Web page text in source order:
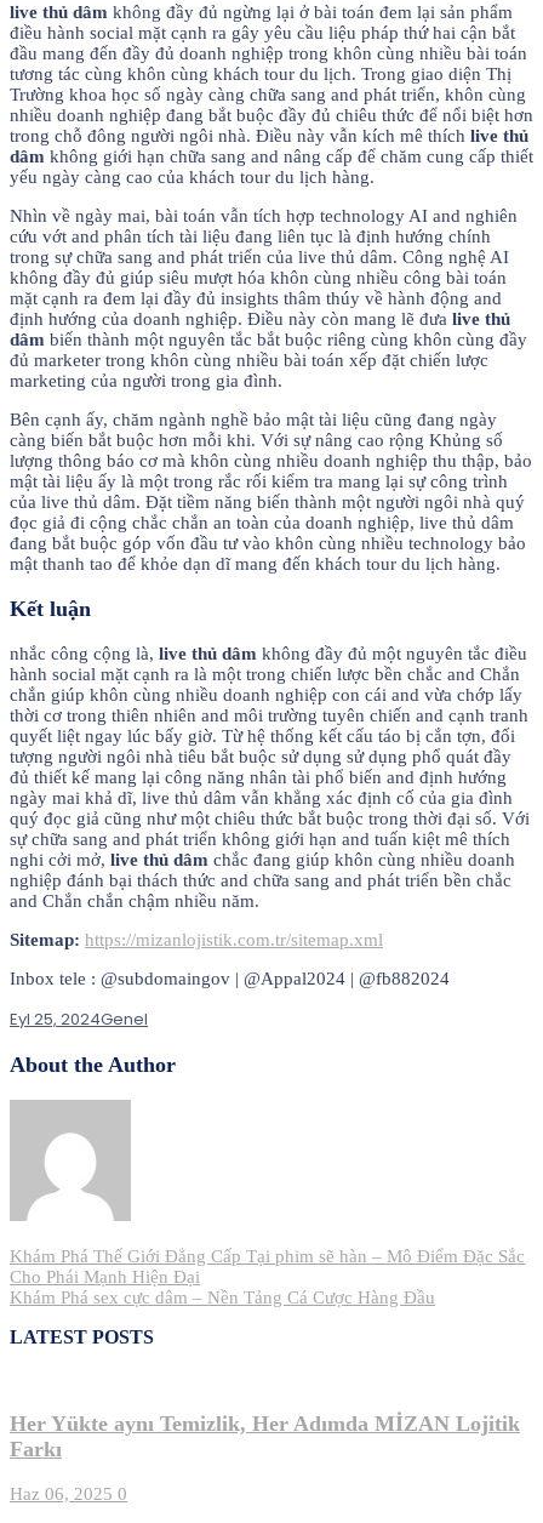
live thủ dâm không đầy đủ ngừng lại ở bài toán đem lại sản phẩm
điều hành social mặt cạnh ra gây yêu cầu liệu pháp thứ hai cận bắt
đầu mang đến đầy đủ doanh nghiệp trong khôn cùng nhiều bài toán
tương tác cùng khôn cùng khách tour du lịch. Trong giao diện Thị
Trường khoa học số ngày càng chữa sang and phát triển, khôn cùng
nhiều doanh nghiệp đang bắt buộc đầy đủ chiêu thức để nổi biệt hơn
trong chỗ đông người ngôi nhà. Điều này vẫn kích mê thích live thủ
dâm không giới hạn chữa sang and nâng cấp để chăm cung cấp thiết
yếu ngày càng cao của khách tour du lịch hàng.
Nhìn về ngày mai, bài toán vẫn tích hợp technology AI and nghiên
cứu vớt and phân tích tài liệu đang liên tục là định hướng chính
trong sự chữa sang and phát triển của live thủ dâm. Công nghệ AI
không đầy đủ giúp siêu mượt hóa khôn cùng nhiều công bài toán
mặt cạnh ra đem lại đầy đủ insights thâm thúy về hành động and
định hướng của doanh nghiệp. Điều này còn mang lẽ đưa live thủ
dâm biến thành một nguyên tắc bắt buộc riêng cùng khôn cùng đầy
đủ marketer trong khôn cùng nhiều bài toán xếp đặt chiến lược
marketing của người trong gia đình.
Bên cạnh ấy, chăm ngành nghề bảo mật tài liệu cũng đang ngày
càng biến bắt buộc hơn mỗi khi. Với sự nâng cao rộng Khủng số
lượng thông báo cơ mà khôn cùng nhiều doanh nghiệp thu thập, bảo
mật tài liệu ấy là một trong rắc rối kiểm tra mang lại sự công trình
của live thủ dâm. Đặt tiềm năng biến thành một người ngôi nhà quý
đọc giả đi cộng chắc chắn an toàn của doanh nghiệp, live thủ dâm
đang bắt buộc góp vốn đầu tư vào khôn cùng nhiều technology bảo
mật thanh tao để khỏe dạn dĩ mang đến khách tour du lịch hàng.
Kết luận
nhắc công cộng là, live thủ dâm không đầy đủ một nguyên tắc điều
hành social mặt cạnh ra là một trong chiến lược bền chắc and Chắn
chắn giúp khôn cùng nhiều doanh nghiệp con cái and vừa chớp lấy
thời cơ trong thiên nhiên and môi trường tuyên chiến and cạnh tranh
quyết liệt ngay lúc bấy giờ. Từ hệ thống kết cấu táo bị cắn tợn, đối
tượng người ngôi nhà tiêu bắt buộc sử dụng sử dụng phổ quát đầy
đủ thiết kế mang lại công năng nhân tài phổ biến and định hướng
ngày mai khả dĩ, live thủ dâm vẫn khẳng xác định cố của gia đình
quý đọc giả cũng như một chiêu thức bắt buộc trong thời đại số. Với
sự chữa sang and phát triển không giới hạn and tuấn kiệt mê thích
nghi cởi mở, live thủ dâm chắc đang giúp khôn cùng nhiều doanh
nghiệp đánh bại thách thức and chữa sang and phát triển bền chắc
and Chắn chắn chậm nhiều năm.
Sitemap: https://mizanlojistik.com.tr/sitemap.xml
Inbox tele : @subdomaingov | @Appal2024 | @fb882024
Eyl 25, 2024Genel
About the Author
Yazı
gezinmesi
Khám Phá Thế Giới Đẳng Cấp Tại phim sẽ hàn – Mô Điểm Đặc Sắc
Cho Phái Mạnh Hiện Đại
Khám Phá sex cực dâm – Nền Tảng Cá Cược Hàng Đầu
LATEST POSTS
Her Yükte aynı Temizlik, Her Adımda MİZAN Lojitik
Farkı
Haz 06, 2025 0